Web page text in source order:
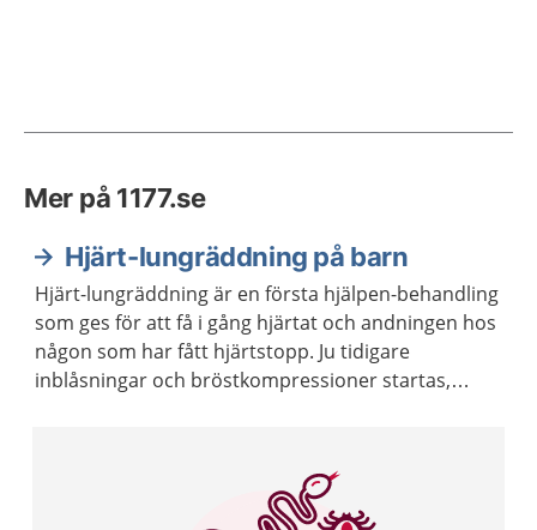
Mer på 1177.se
Hjärt-lungräddning på barn
Hjärt-lungräddning är en första hjälpen-behandling
som ges för att få i gång hjärtat och andningen hos
någon som har fått hjärtstopp. Ju tidigare
inblåsningar och bröstkompressioner startas,